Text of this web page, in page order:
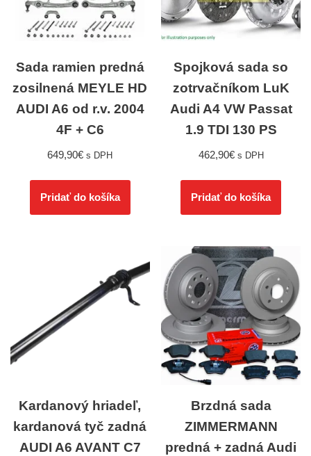
Sada ramien predná
zosilnená MEYLE HD
AUDI A6 od r.v. 2004
4F + C6
649,90€ s DPH
Pridať do košíka
Spojková sada so
zotrvačníkom LuK
Audi A4 VW Passat
1.9 TDI 130 PS
462,90€ s DPH
Pridať do košíka
Kardanový hriadeľ,
kardanová tyč zadná
AUDI A6 AVANT C7
Brzdná sada
ZIMMERMANN
predná + zadná Audi